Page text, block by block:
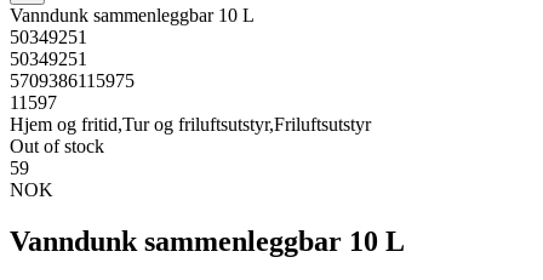
Vanndunk sammenleggbar 10 L
50349251
50349251
5709386115975
11597
Hjem og fritid,Tur og friluftsutstyr,Friluftsutstyr
Out of stock
59
NOK
Vanndunk sammenleggbar 10 L